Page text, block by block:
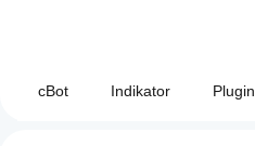
cBot Indikator Plugin